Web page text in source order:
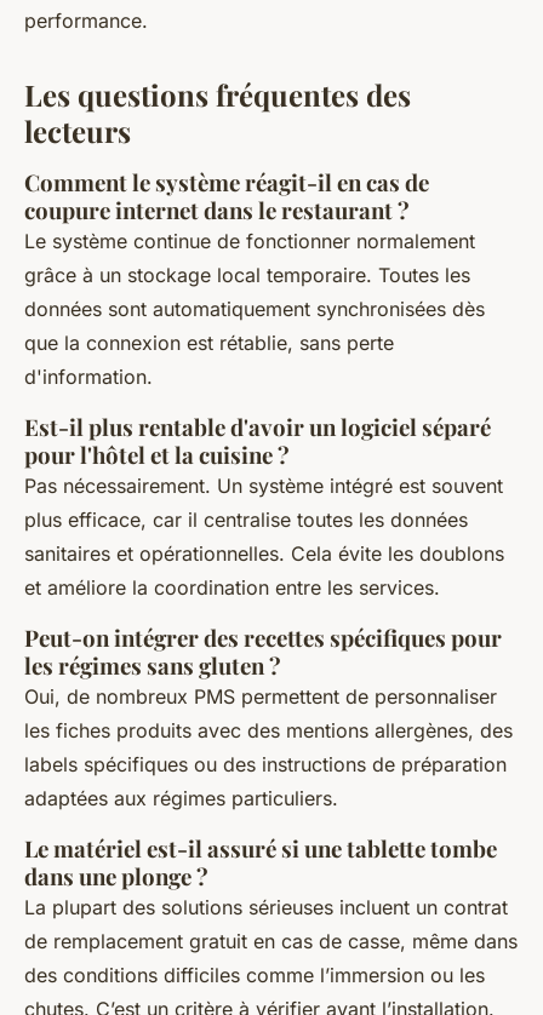
performance.
Les questions fréquentes des
lecteurs
Comment le système réagit-il en cas de
coupure internet dans le restaurant ?
Le système continue de fonctionner normalement
grâce à un stockage local temporaire. Toutes les
données sont automatiquement synchronisées dès
que la connexion est rétablie, sans perte
d'information.
Est-il plus rentable d'avoir un logiciel séparé
pour l'hôtel et la cuisine ?
Pas nécessairement. Un système intégré est souvent
plus efficace, car il centralise toutes les données
sanitaires et opérationnelles. Cela évite les doublons
et améliore la coordination entre les services.
Peut-on intégrer des recettes spécifiques pour
les régimes sans gluten ?
Oui, de nombreux PMS permettent de personnaliser
les fiches produits avec des mentions allergènes, des
labels spécifiques ou des instructions de préparation
adaptées aux régimes particuliers.
Le matériel est-il assuré si une tablette tombe
dans une plonge ?
La plupart des solutions sérieuses incluent un contrat
de remplacement gratuit en cas de casse, même dans
des conditions difficiles comme l’immersion ou les
chutes. C’est un critère à vérifier avant l’installation.